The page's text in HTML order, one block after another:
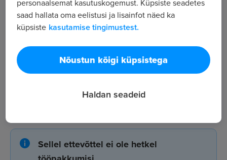
Tööpakkuja tutvustus
6
Vaatamised
Sellel ettevõttel ei ole hetkel
personaalsemat kasutuskogemust. Küpsiste seadetes
saad hallata oma eelistusi ja lisainfot näed ka
küpsiste kasutamise tingimustest.
Nõustun kõigi küpsistega
Haldan seadeid